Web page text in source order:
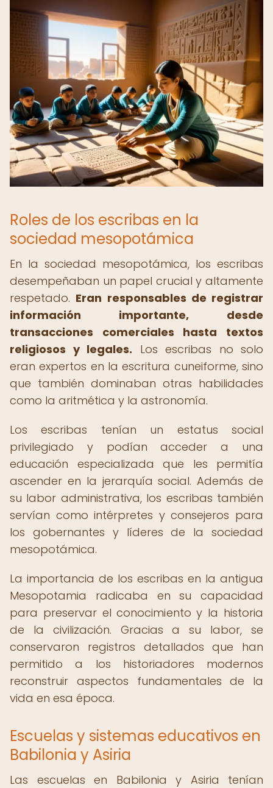
Roles de los escribas en la
sociedad mesopotámica
En la sociedad mesopotámica, los escribas
desempeñaban un papel crucial y altamente
respetado. Eran responsables de registrar
información importante, desde
transacciones comerciales hasta textos
religiosos y legales. Los escribas no solo
eran expertos en la escritura cuneiforme, sino
que también dominaban otras habilidades
como la aritmética y la astronomía.
Los escribas tenían un estatus social
privilegiado y podían acceder a una
educación especializada que les permitía
ascender en la jerarquía social. Además de
su labor administrativa, los escribas también
servían como intérpretes y consejeros para
los gobernantes y líderes de la sociedad
mesopotámica.
La importancia de los escribas en la antigua
Mesopotamia radicaba en su capacidad
para preservar el conocimiento y la historia
de la civilización. Gracias a su labor, se
conservaron registros detallados que han
permitido a los historiadores modernos
reconstruir aspectos fundamentales de la
vida en esa época.
Escuelas y sistemas educativos en
Babilonia y Asiria
Las escuelas en Babilonia y Asiria tenían